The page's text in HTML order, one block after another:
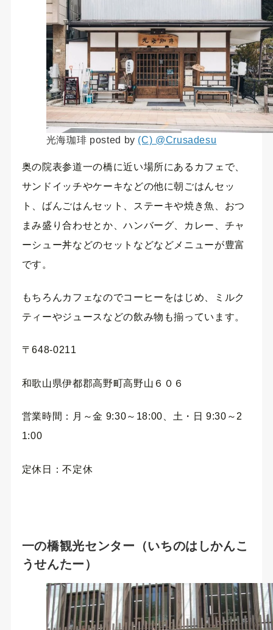
光海珈琲 posted by (C) @Crusadesu
奥の院表参道一の橋に近い場所にあるカフェで、
サンドイッチやケーキなどの他に朝ごはんセッ
ト、ばんごはんセット、ステーキや焼き魚、おつ
まみ盛り合わせとか、ハンバーグ、カレー、チャ
ーシュー丼などのセットなどなどメニューが豊富
です。
もちろんカフェなのでコーヒーをはじめ、ミルク
ティーやジュースなどの飲み物も揃っています。
〒648-0211
和歌山県伊都郡高野町高野山６０６
営業時間：月～金 9:30～18:00、土・日 9:30～2
1:00
定休日：不定休
一の橋観光センター（いちのはしかんこ
うせんたー）